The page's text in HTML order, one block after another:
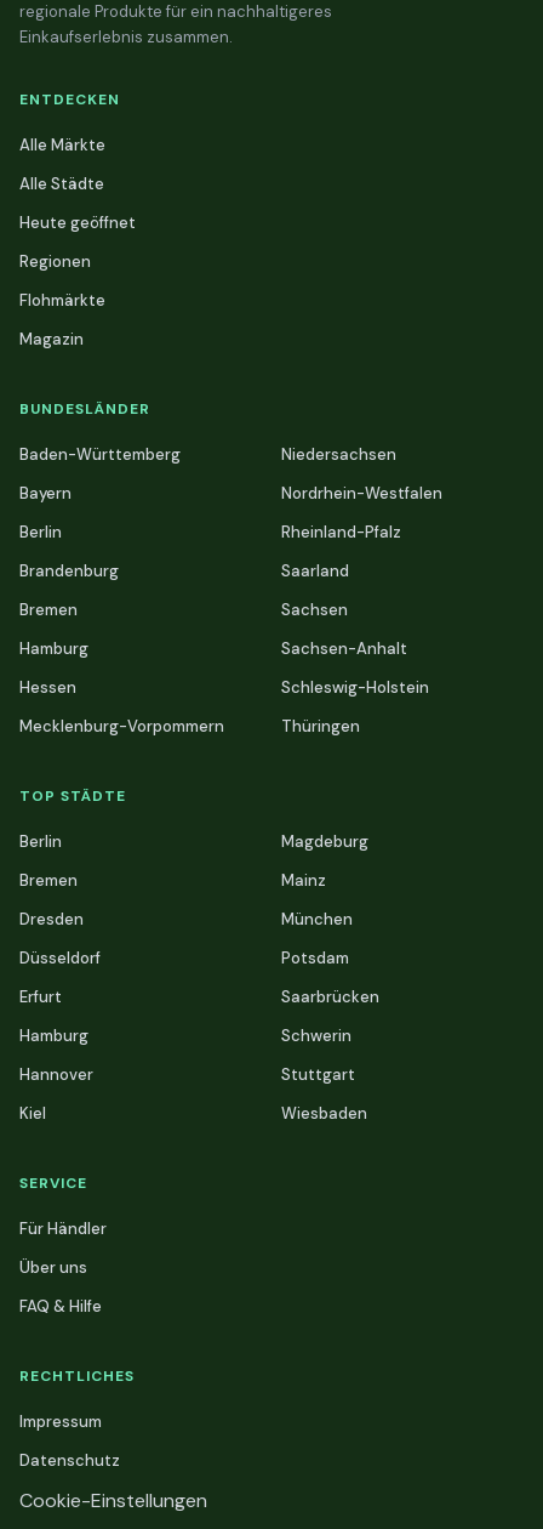
regionale Produkte für ein nachhaltigeres
Einkaufserlebnis zusammen.
ENTDECKEN
Alle Märkte
Alle Städte
Heute geöffnet
Regionen
Flohmärkte
Magazin
BUNDESLÄNDER
Baden-Württemberg
Bayern
Berlin
Brandenburg
Bremen
Hamburg
Hessen
Mecklenburg-Vorpommern
Niedersachsen
Nordrhein-Westfalen
Rheinland-Pfalz
Saarland
Sachsen
Sachsen-Anhalt
Schleswig-Holstein
Thüringen
TOP STÄDTE
Berlin
Bremen
Dresden
Düsseldorf
Erfurt
Hamburg
Hannover
Kiel
Magdeburg
Mainz
München
Potsdam
Saarbrücken
Schwerin
Stuttgart
Wiesbaden
SERVICE
Für Händler
Über uns
FAQ & Hilfe
RECHTLICHES
Impressum
Datenschutz
Cookie-Einstellungen